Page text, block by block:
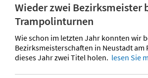
Wieder zwei Bezirksmeister
Trampolinturnen
Wie schon im letzten Jahr konnten wir
Bezirksmeisterschaften in Neustadt am
dieses Jahr zwei Titel holen. lesen Sie